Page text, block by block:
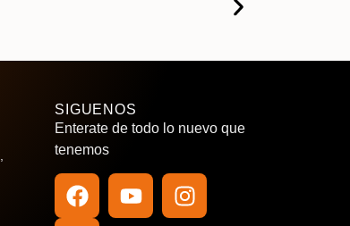
SIGUENOS
Enterate de todo lo nuevo que
tenemos